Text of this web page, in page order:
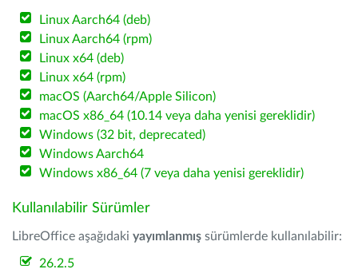
Linux Aarch64 (deb)
Linux Aarch64 (rpm)
Linux x64 (deb)
Linux x64 (rpm)
macOS (Aarch64/Apple Silicon)
macOS x86_64 (10.14 veya daha yenisi gereklidir)
Windows (32 bit, deprecated)
Windows Aarch64
Windows x86_64 (7 veya daha yenisi gereklidir)
Kullanılabilir Sürümler
LibreOffice aşağıdaki yayımlanmış sürümlerde kullanılabilir:
26.2.5